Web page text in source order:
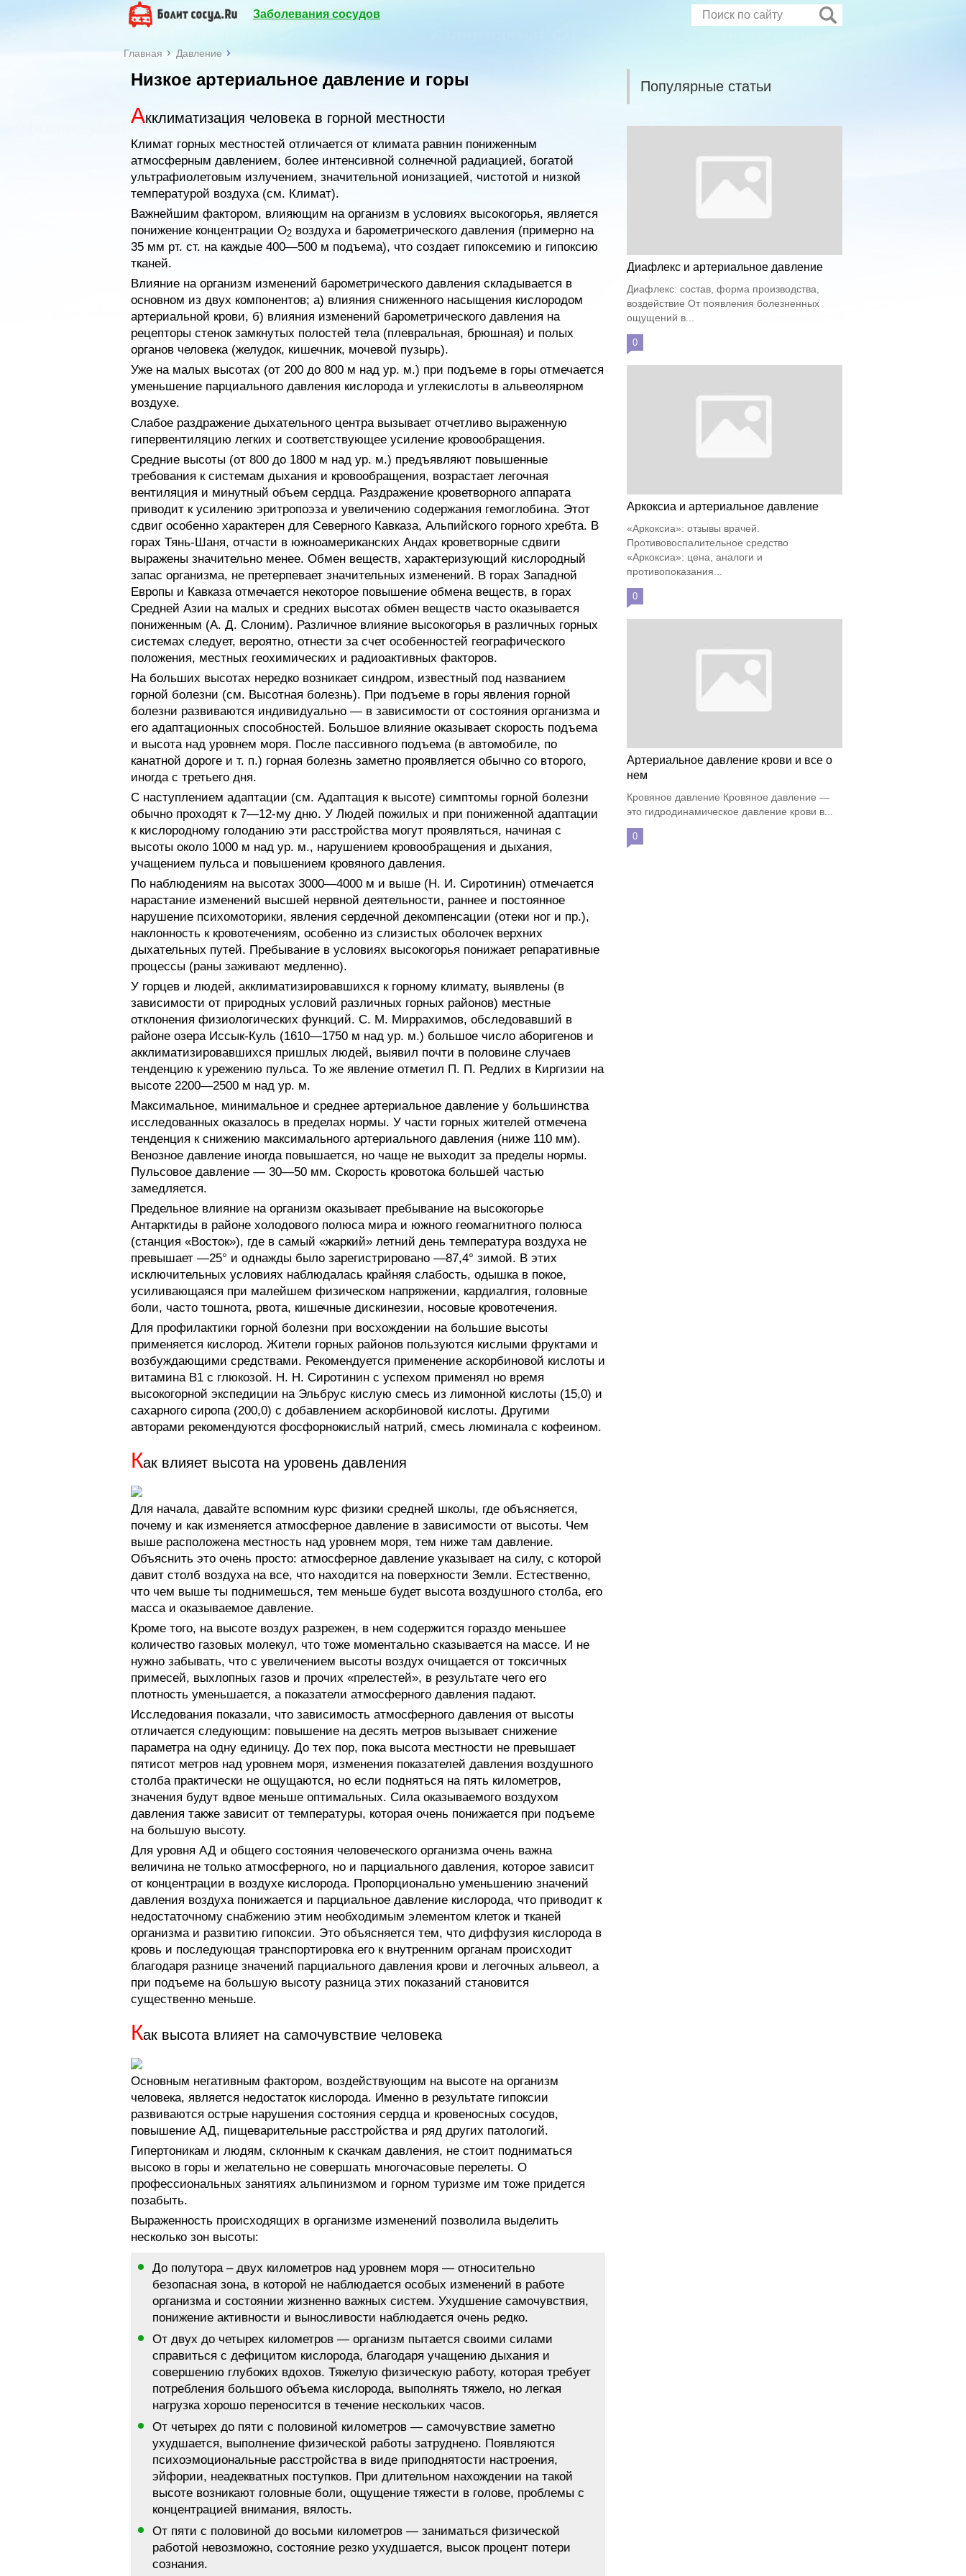
Заболевания сосудов
Главная Давление
Низкое артериальное давление и горы
Акклиматизация человека в горной местности
Климат горных местностей отличается от климата равнин пониженным
атмосферным давлением, более интенсивной солнечной радиацией, богатой
ультрафиолетовым излучением, значительной ионизацией, чистотой и низкой
температурой воздуха (см. Климат).
Важнейшим фактором, влияющим на организм в условиях высокогорья, является
понижение концентрации O2 воздуха и барометрического давления (примерно на
35 мм рт. ст. на каждые 400—500 м подъема), что создает гипоксемию и гипоксию
тканей.
Влияние на организм изменений барометрического давления складывается в
основном из двух компонентов; а) влияния сниженного насыщения кислородом
артериальной крови, б) влияния изменений барометрического давления на
рецепторы стенок замкнутых полостей тела (плевральная, брюшная) и полых
органов человека (желудок, кишечник, мочевой пузырь).
Уже на малых высотах (от 200 до 800 м над ур. м.) при подъеме в горы отмечается
уменьшение парциального давления кислорода и углекислоты в альвеолярном
воздухе.
Слабое раздражение дыхательного центра вызывает отчетливо выраженную
гипервентиляцию легких и соответствующее усиление кровообращения.
Средние высоты (от 800 до 1800 м над ур. м.) предъявляют повышенные
требования к системам дыхания и кровообращения, возрастает легочная
вентиляция и минутный объем сердца. Раздражение кроветворного аппарата
приводит к усилению эритропоэза и увеличению содержания гемоглобина. Этот
сдвиг особенно характерен для Северного Кавказа, Альпийского горного хребта. В
горах Тянь-Шаня, отчасти в южноамериканских Андах кроветворные сдвиги
выражены значительно менее. Обмен веществ, характеризующий кислородный
запас организма, не претерпевает значительных изменений. В горах Западной
Европы и Кавказа отмечается некоторое повышение обмена веществ, в горах
Средней Азии на малых и средних высотах обмен веществ часто оказывается
пониженным (А. Д. Слоним). Различное влияние высокогорья в различных горных
системах следует, вероятно, отнести за счет особенностей географического
положения, местных геохимических и радиоактивных факторов.
На больших высотах нередко возникает синдром, известный под названием
горной болезни (см. Высотная болезнь). При подъеме в горы явления горной
болезни развиваются индивидуально — в зависимости от состояния организма и
его адаптационных способностей. Большое влияние оказывает скорость подъема
и высота над уровнем моря. После пассивного подъема (в автомобиле, по
канатной дороге и т. п.) горная болезнь заметно проявляется обычно со второго,
иногда с третьего дня.
С наступлением адаптации (см. Адаптация к высоте) симптомы горной болезни
обычно проходят к 7—12-му дню. У Людей пожилых и при пониженной адаптации
к кислородному голоданию эти расстройства могут проявляться, начиная с
высоты около 1000 м над ур. м., нарушением кровообращения и дыхания,
учащением пульса и повышением кровяного давления.
По наблюдениям на высотах 3000—4000 м и выше (Н. И. Сиротинин) отмечается
нарастание изменений высшей нервной деятельности, раннее и постоянное
нарушение психомоторики, явления сердечной декомпенсации (отеки ног и пр.),
наклонность к кровотечениям, особенно из слизистых оболочек верхних
дыхательных путей. Пребывание в условиях высокогорья понижает репаративные
процессы (раны заживают медленно).
У горцев и людей, акклиматизировавшихся к горному климату, выявлены (в
зависимости от природных условий различных горных районов) местные
отклонения физиологических функций. С. М. Миррахимов, обследовавший в
районе озера Иссык-Куль (1610—1750 м над ур. м.) большое число аборигенов и
акклиматизировавшихся пришлых людей, выявил почти в половине случаев
тенденцию к урежению пульса. То же явление отметил П. П. Редлих в Киргизии на
высоте 2200—2500 м над ур. м.
Максимальное, минимальное и среднее артериальное давление у большинства
исследованных оказалось в пределах нормы. У части горных жителей отмечена
тенденция к снижению максимального артериального давления (ниже 110 мм).
Венозное давление иногда повышается, но чаще не выходит за пределы нормы.
Пульсовое давление — 30—50 мм. Скорость кровотока большей частью
замедляется.
Предельное влияние на организм оказывает пребывание на высокогорье
Антарктиды в районе холодового полюса мира и южного геомагнитного полюса
(станция «Восток»), где в самый «жаркий» летний день температура воздуха не
превышает —25° и однажды было зарегистрировано —87,4° зимой. В этих
исключительных условиях наблюдалась крайняя слабость, одышка в покое,
усиливающаяся при малейшем физическом напряжении, кардиалгия, головные
боли, часто тошнота, рвота, кишечные дискинезии, носовые кровотечения.
Для профилактики горной болезни при восхождении на большие высоты
применяется кислород. Жители горных районов пользуются кислыми фруктами и
возбуждающими средствами. Рекомендуется применение аскорбиновой кислоты и
витамина B1 с глюкозой. Н. Н. Сиротинин с успехом применял но время
высокогорной экспедиции на Эльбрус кислую смесь из лимонной кислоты (15,0) и
сахарного сиропа (200,0) с добавлением аскорбиновой кислоты. Другими
авторами рекомендуются фосфорнокислый натрий, смесь люминала с кофеином.
Как влияет высота на уровень давления
Для начала, давайте вспомним курс физики средней школы, где объясняется,
почему и как изменяется атмосферное давление в зависимости от высоты. Чем
выше расположена местность над уровнем моря, тем ниже там давление.
Объяснить это очень просто: атмосферное давление указывает на силу, с которой
давит столб воздуха на все, что находится на поверхности Земли. Естественно,
что чем выше ты поднимешься, тем меньше будет высота воздушного столба, его
масса и оказываемое давление.
Кроме того, на высоте воздух разрежен, в нем содержится гораздо меньшее
количество газовых молекул, что тоже моментально сказывается на массе. И не
нужно забывать, что с увеличением высоты воздух очищается от токсичных
примесей, выхлопных газов и прочих «прелестей», в результате чего его
плотность уменьшается, а показатели атмосферного давления падают.
Исследования показали, что зависимость атмосферного давления от высоты
отличается следующим: повышение на десять метров вызывает снижение
параметра на одну единицу. До тех пор, пока высота местности не превышает
пятисот метров над уровнем моря, изменения показателей давления воздушного
столба практически не ощущаются, но если подняться на пять километров,
значения будут вдвое меньше оптимальных. Сила оказываемого воздухом
давления также зависит от температуры, которая очень понижается при подъеме
на большую высоту.
Для уровня АД и общего состояния человеческого организма очень важна
величина не только атмосферного, но и парциального давления, которое зависит
от концентрации в воздухе кислорода. Пропорционально уменьшению значений
давления воздуха понижается и парциальное давление кислорода, что приводит к
недостаточному снабжению этим необходимым элементом клеток и тканей
организма и развитию гипоксии. Это объясняется тем, что диффузия кислорода в
кровь и последующая транспортировка его к внутренним органам происходит
благодаря разнице значений парциального давления крови и легочных альвеол, а
при подъеме на большую высоту разница этих показаний становится
существенно меньше.
Как высота влияет на самочувствие человека
Основным негативным фактором, воздействующим на высоте на организм
человека, является недостаток кислорода. Именно в результате гипоксии
развиваются острые нарушения состояния сердца и кровеносных сосудов,
повышение АД, пищеварительные расстройства и ряд других патологий.
Гипертоникам и людям, склонным к скачкам давления, не стоит подниматься
высоко в горы и желательно не совершать многочасовые перелеты. О
профессиональных занятиях альпинизмом и горном туризме им тоже придется
позабыть.
Выраженность происходящих в организме изменений позволила выделить
несколько зон высоты:
До полутора – двух километров над уровнем моря — относительно
безопасная зона, в которой не наблюдается особых изменений в работе
организма и состоянии жизненно важных систем. Ухудшение самочувствия,
понижение активности и выносливости наблюдается очень редко.
От двух до четырех километров — организм пытается своими силами
справиться с дефицитом кислорода, благодаря учащению дыхания и
совершению глубоких вдохов. Тяжелую физическую работу, которая требует
потребления большого объема кислорода, выполнять тяжело, но легкая
нагрузка хорошо переносится в течение нескольких часов.
От четырех до пяти с половиной километров — самочувствие заметно
ухудшается, выполнение физической работы затруднено. Появляются
психоэмоциональные расстройства в виде приподнятости настроения,
эйфории, неадекватных поступков. При длительном нахождении на такой
высоте возникают головные боли, ощущение тяжести в голове, проблемы с
концентрацией внимания, вялость.
От пяти с половиной до восьми километров — заниматься физической
работой невозможно, состояние резко ухудшается, высок процент потери
сознания.
Популярные статьи
Диафлекс и артериальное давление
Диафлекс: состав, форма производства,
воздействие От появления болезненных
ощущений в...
0
Аркоксиа и артериальное давление
«Аркоксиа»: отзывы врачей.
Противовоспалительное средство
«Аркоксиа»: цена, аналоги и
противопоказания...
0
Артериальное давление крови и все о
нем
Кровяное давление Кровяное давление —
это гидродинамическое давление крови в...
0